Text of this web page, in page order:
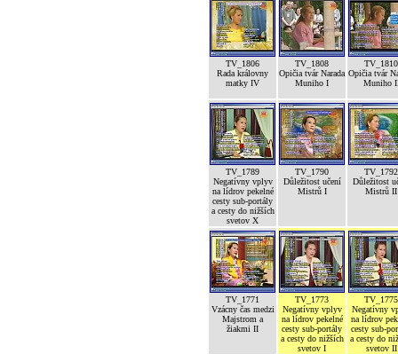
TV_1806
Rada královny
matky IV
TV_1808
Opičia tvár Narada
Muniho I
TV_1810
Opičia tvár
Muniho
TV_1789
Negatívny vplyv
na lídrov pekelné
cesty sub-portály
a cesty do nižších
svetov X
TV_1790
Důležitost učení
Mistrů I
TV_1792
Důležitost
Mistrů II
TV_1771
Vzácny čas medzi
Majstrom a
žiakmi II
TV_1773
Negatívny vplyv
na lídrov pekelné
cesty sub-portály
a cesty do nižších
svetov I
TV_1775
Negatívny
na lídrov
cesty sub-
a cesty do
svetov II